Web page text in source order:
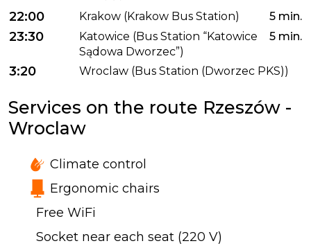
22:00 Krakow (Krakow Bus Station) 5 min.
23:30
Katowice (Bus Station “Katowice
Sądowa Dworzec”)
5 min.
3:20 Wroclaw (Bus Station (Dworzec PKS))
Services on the route Rzeszów -
Wroclaw
Climate control
Ergonomic chairs
Free WiFi
Socket near each seat (220 V)